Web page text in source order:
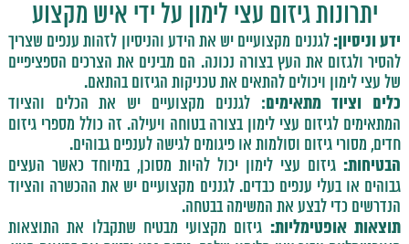
יתרונות גיזום עצי לימון על ידי איש מקצוע
ידע וניסיון:לגננים מקצועיים יש את הידע והניסיון לזהות ענפים שצריך
להסיר ולגזום את העץ בצורה נכונה. הם מבינים את הצרכים הספציפיים
של עצי לימון ויכולים להתאים את טכניקות הגיזום בהתאם.
כלים וציוד מתאימים: לגננים מקצועיים יש את הכלים והציוד
המתאימים לגיזום עצי לימון בצורה בטוחה ויעילה. זה כולל מספרי גיזום
חדים, מסורי גיזום וסולמות או פיגומים לגישה לענפים גבוהים.
הבטיחות:גיזום עצי לימון יכול להיות מסוכן, במיוחד כאשר העצים
גבוהים או בעלי ענפים כבדים. לגננים מקצועיים יש את ההכשרה והציוד
הנדרשים כדי לבצע את המשימה בבטחה.
תוצאות אופטימליות: גיזום מקצועי מבטיח שתקבלו את התוצאות